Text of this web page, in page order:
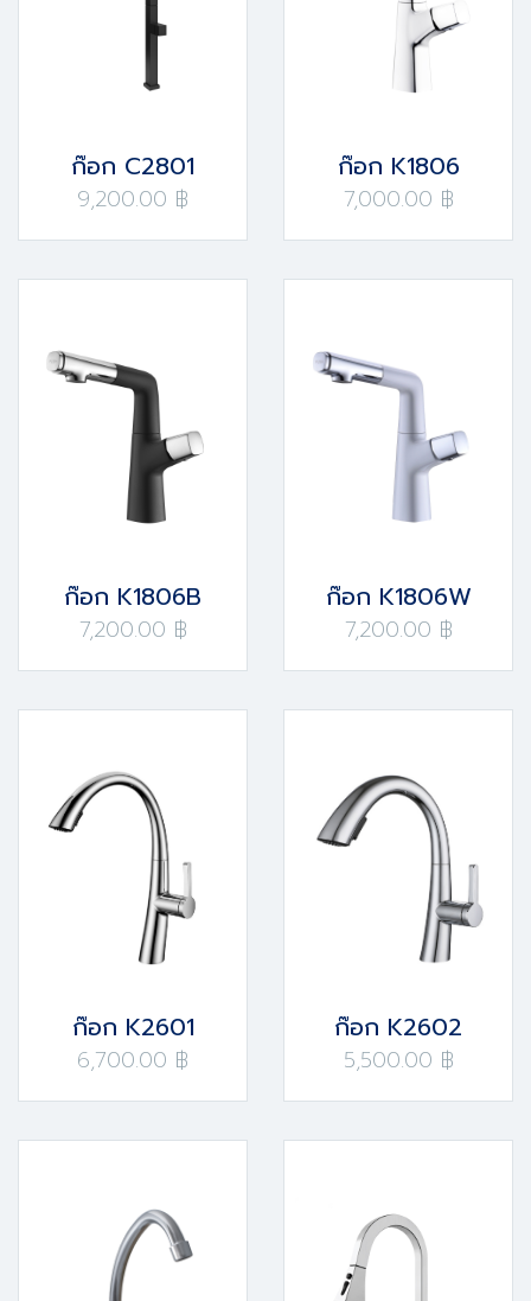
ก๊อก C2801
9,200.00 ฿
ก๊อก K1806
7,000.00 ฿
ก๊อก K1806B
7,200.00 ฿
ก๊อก K1806W
7,200.00 ฿
ก๊อก K2601
6,700.00 ฿
ก๊อก K2602
5,500.00 ฿